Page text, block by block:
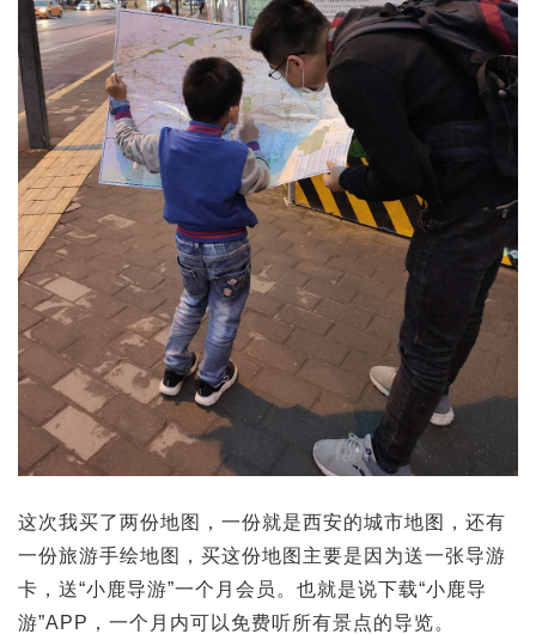
这次我买了两份地图，一份就是西安的城市地图，还有
一份旅游手绘地图，买这份地图主要是因为送一张导游
卡，送“小鹿导游”一个月会员。也就是说下载“小鹿导
游”APP，一个月内可以免费听所有景点的导览。